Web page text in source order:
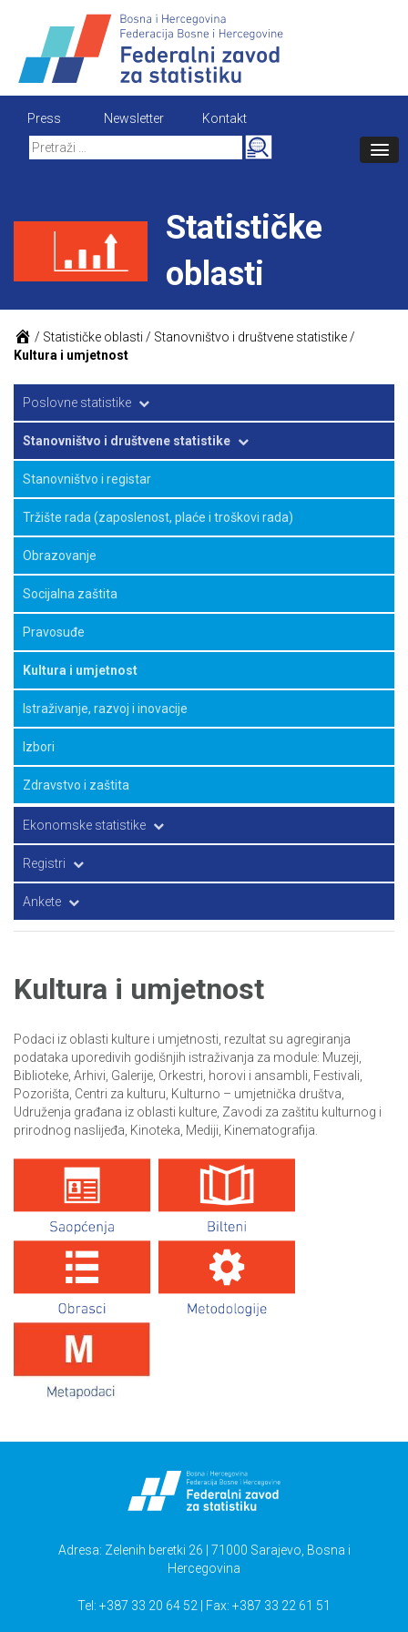
content
Press Newsletter
Kontakt
Search
for:
Statističke
oblasti
/ Statističke oblasti / Stanovništvo i društvene statistike/
Kultura i umjetnost
Poslovne statistike
Poljoprivreda i ribarstvo
Šumarstvo i lovstvo
Statistika okoliša
Strukturne poslovne statistike
Industrija
Građevinarstvo
Energetika
Trgovina i ostale usluge
Robni promet FBiH sa inozemstvom
Turizam
Transport i komunikacije
Stanovništvo i društvene statistike
Stanovništvo i registar
Tržište rada (zaposlenost, plaće i troškovi rada)
Obrazovanje
Socijalna zaštita
Pravosuđe
Kultura i umjetnost
Istraživanje, razvoj i inovacije
Izbori
Zdravstvo i zaštita
Ekonomske statistike
Nacionalni računi – bruto domaći proizvod
Investicije
Registri
Poslovni registri
Ankete
Anketa o potrošnji domaćinstava/kućanstava (APD)
Anketa o radnoj snazi
Anketa o potrošnji energije u domaćinstvima/kućanstvima
Mjerenje životnog standarda u BiH (LSMS)
Upotreba informaciono-komunikaciskih tehnologija u
preduzećima
Upotreba informaciono-komunikaciskih tehnologija u
preduzećima,2016
Živjeti u BiH
Anketa o privatnim i poslovnim putovanjima
Kultura i umjetnost
Podaci iz oblasti kulture i umjetnosti, rezultat su agregiranja
podataka uporedivih godišnjih istraživanja za module: Muzeji,
Biblioteke, Arhivi, Galerije, Orkestri, horovi i ansambli, Festivali,
Pozorišta, Centri za kulturu, Kulturno – umjetnička društva,
Udruženja građana iz oblasti kulture, Zavodi za zaštitu kulturnog i
prirodnog naslijeđa, Kinoteka, Mediji, Kinematografija.
Adresa: Zelenih beretki 26 | 71000 Sarajevo, Bosna i
Hercegovina
Tel: +387 33 20 64 52 | Fax: +387 33 22 61 51